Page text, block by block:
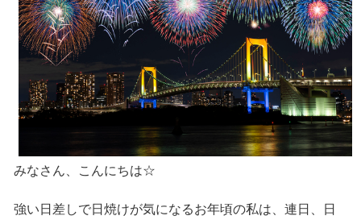
みなさん、こんにちは☆
強い日差しで日焼けが気になるお年頃の私は、連日、日